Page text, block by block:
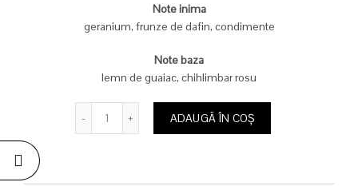
fost:
529,00 lei.
169,00 lei.
Note inima
geranium, frunze de dafin, condimente
Note baza
lemn de guaiac, chihlimbar rosu
ADAUGĂ ÎN COȘ